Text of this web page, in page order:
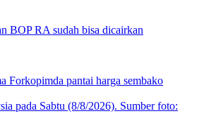
BOP RA sudah bisa dicairkan
Forkopimda pantai harga sembako